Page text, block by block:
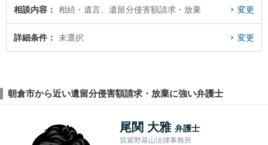
相談内容 相続・遺言、遺留分侵害額請求・放棄 変更
詳細条件 未選択 変更
朝倉市から近い遺留分侵害額請求・放棄に強い弁護士
尾関 大雅 弁護士
筑紫野基山法律事務所